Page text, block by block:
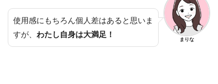
使用感にもちろん個人差はあると思いま
すが、 わたし自身は大満足！
まりな